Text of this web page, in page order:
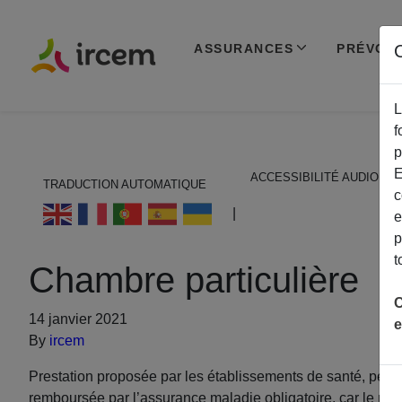
ASSURANCES
TRADUCTION AUTOMATIQUE
ACCESSIBILITÉ AUDIO
Chambre particulière
14 janvier 2021
By ircem
Prestation proposée par les établissements de santé,
remboursée par l’assurance maladie obligatoire, car le